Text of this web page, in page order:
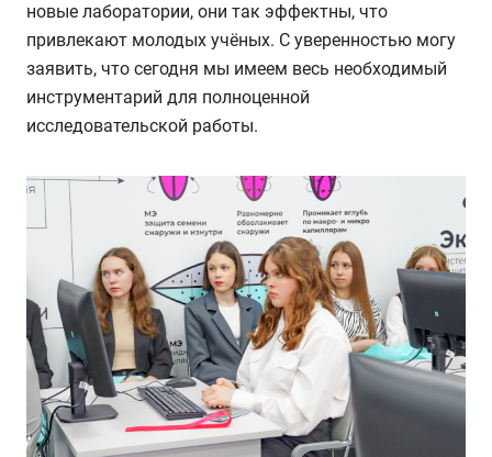
новые лаборатории, они так эффектны, что
привлекают молодых учёных. С уверенностью могу
заявить, что сегодня мы имеем весь необходимый
инструментарий для полноценной
исследовательской работы.